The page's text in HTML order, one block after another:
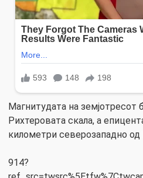
Магнитудата на земјотресот
Рихтеровата скала, а
километри северозападно од
914?